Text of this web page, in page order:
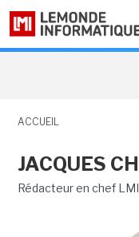
ACCUEIL
JACQUES
Rédacteur en chef LMI